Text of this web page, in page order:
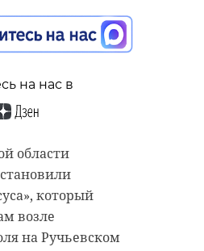
на нас в
области
который
возле
на Ручьевском